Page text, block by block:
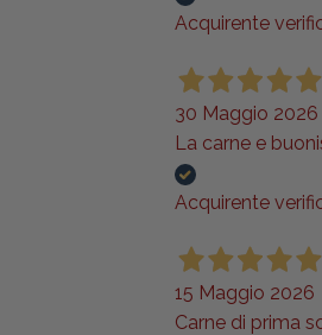
Acquirente
30 Maggio 2026
La carne e
Acquirente
15 Maggio 2026
Carne di prima